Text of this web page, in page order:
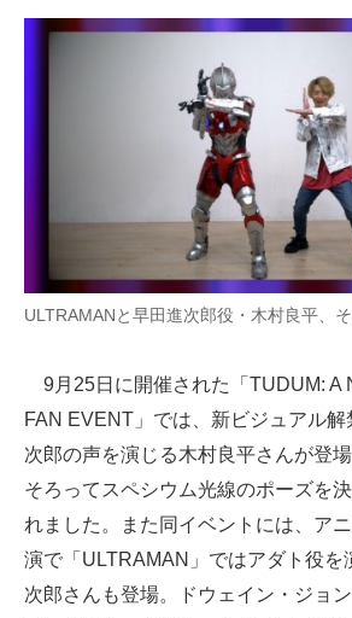
ULTRAMANと早田進次郎役・木村良平、
9月25日に開催された「TUDUM: A
FAN EVENT」では、新ビジュアル
次郎の声を演じる木村良平さんが登
そろってスペシウム光線のポーズを
れました。また同イベントには、ア
演で「ULTRAMAN」ではアダト役を
次郎さんも登場。ドウェイン・ジョ